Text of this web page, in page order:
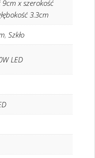
9cm x szerokość
3.3cm
, Szkło
LED